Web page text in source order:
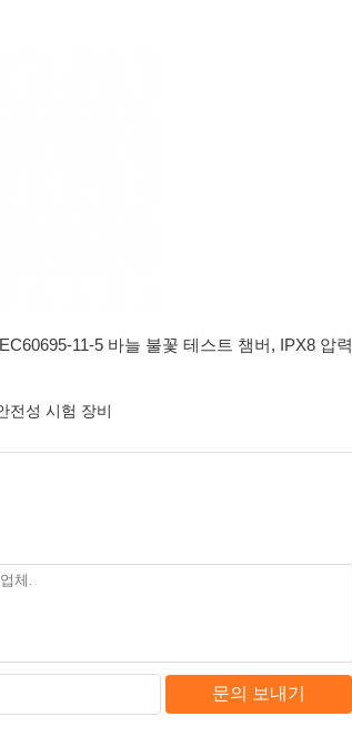
11-5 바늘 불꽃 테스트 챔버, IPX8 압
전성 시험 장비
문의 보내기